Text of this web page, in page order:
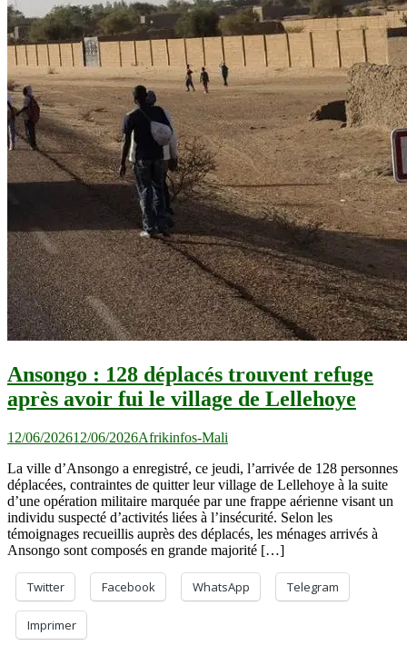
Ansongo : 128 déplacés trouvent refuge
après avoir fui le village de Lellehoye
12/06/202612/06/2026Afrikinfos-Mali
La ville d’Ansongo a enregistré, ce jeudi, l’arrivée de 128 personnes
déplacées, contraintes de quitter leur village de Lellehoye à la suite
d’une opération militaire marquée par une frappe aérienne visant un
individu suspecté d’activités liées à l’insécurité. Selon les
témoignages recueillis auprès des déplacés, les ménages arrivés à
Ansongo sont composés en grande majorité […]
Twitter Facebook WhatsApp Telegram
Imprimer